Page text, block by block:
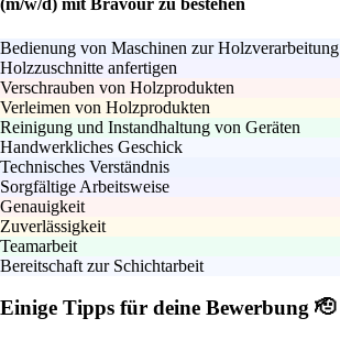
(m/w/d) mit Bravour zu bestehen
Bedienung von Maschinen zur Holzverarbeitung
Holzzuschnitte anfertigen
Verschrauben von Holzprodukten
Verleimen von Holzprodukten
Reinigung und Instandhaltung von Geräten
Handwerkliches Geschick
Technisches Verständnis
Sorgfältige Arbeitsweise
Genauigkeit
Zuverlässigkeit
Teamarbeit
Bereitschaft zur Schichtarbeit
Einige Tipps für deine Bewerbung 🫡